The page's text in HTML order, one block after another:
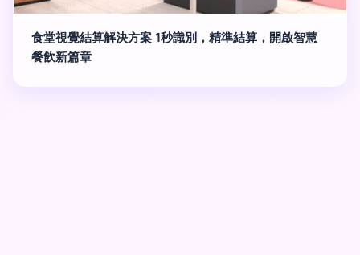
食堂視覺結算解決方案 1秒識別，精準結算，開啟智慧
餐飲新篇章